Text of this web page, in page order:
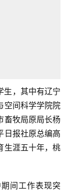
生，其中有辽宁
空间科学学院院
畜牧局原局长杨
日报社原总编高
生涯五十年，桃
间工作表现突